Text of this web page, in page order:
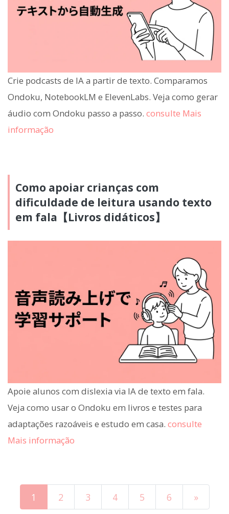
Crie podcasts de IA a partir de texto. Comparamos
Ondoku, NotebookLM e ElevenLabs. Veja como gerar
áudio com Ondoku passo a passo. consulte Mais
informação
Como apoiar crianças com
dificuldade de leitura usando texto
em fala【Livros didáticos】
Apoie alunos com dislexia via IA de texto em fala.
Veja como usar o Ondoku em livros e testes para
adaptações razoáveis e estudo em casa. consulte
Mais informação
1 2 3 4 5 6 »